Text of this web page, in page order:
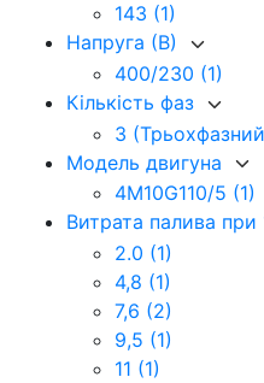
143 (1)
Напруга (В)
400/230 (1)
Кількість фаз
3
Модель двигуна
4M10G110/5 (1)
Витрата палива при
2.0 (1)
4,8 (1)
7,6 (2)
9,5 (1)
11 (1)